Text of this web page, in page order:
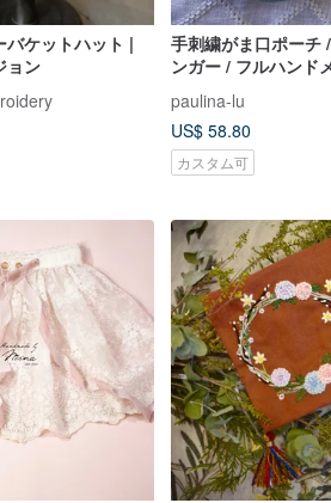
バケットハット |
ョン
手刺繍がま口ポーチ
ンガー / フルハンド
paulina-lu
US$ 58.80
カスタム可